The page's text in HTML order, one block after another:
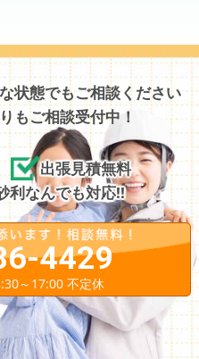
状態でもご相談ください
もご相談受付中！
出張見積無料
利なんでも対応!!
4429
～17:00 不定休